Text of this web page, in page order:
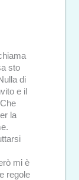
sto
di
e il
la
mi è
regole